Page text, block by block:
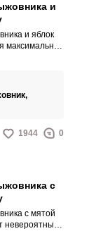
и
и яблок
максимально
1944 0
с
с мятой
невероятным